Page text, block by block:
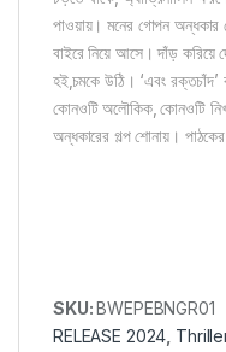
পাওয়ায়। মনের গোপন অন্ধকার
বাইরে নিয়ে আসে। দাঁড়
হই‚চমকে উঠি। ‘এবং রক্তচাঁদ’
কোনওটি অলৌকিক‚ কোনওটি
অন্ধকারের গল্প শোনায়। পাঠকের
SKU:BWEPEBNGR01
RELEASE 2024